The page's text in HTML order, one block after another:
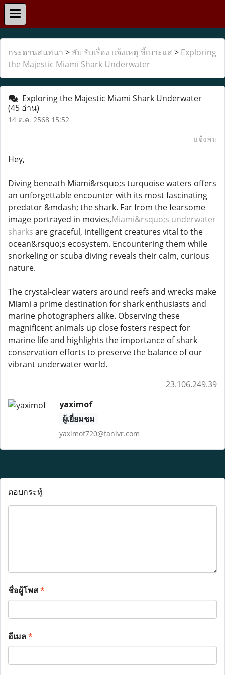
กระดานสนทนา > ลับ รับเรื่อง แจ้งเหตุ ชี้เบาะแส > Exploring
the Majestic Miami Shark Underwater
Exploring the Majestic Miami Shark Underwater
(45 อ่าน)
14 ต.ค. 2568 15:52
แจ้งลบ
Hey,
Diving beneath Miami&rsquo;s turquoise waters offers
an unforgettable encounter with its most fascinating
predator &mdash; the shark. Far from the fearsome
image portrayed in movies,Miami&rsquo;s underwater
sharks are graceful, intelligent creatures vital to the
ocean&rsquo;s ecosystem. Encountering them while
snorkeling or scuba diving reveals their calm, curious
nature.
The crystal-clear waters around reefs and wrecks make
Miami a prime destination for shark enthusiasts and
marine photographers alike. Observing these
magnificent animals up close fosters respect for
marine life and highlights the importance of shark
conservation efforts to preserve the balance of our
vibrant underwater world.
23.106.249.39
yaximof
ผู้เยี่ยมชม
yaximof720@fanlvr.com
ตอบกระทู้
ชื่อผู้โพส*
อีเมล*